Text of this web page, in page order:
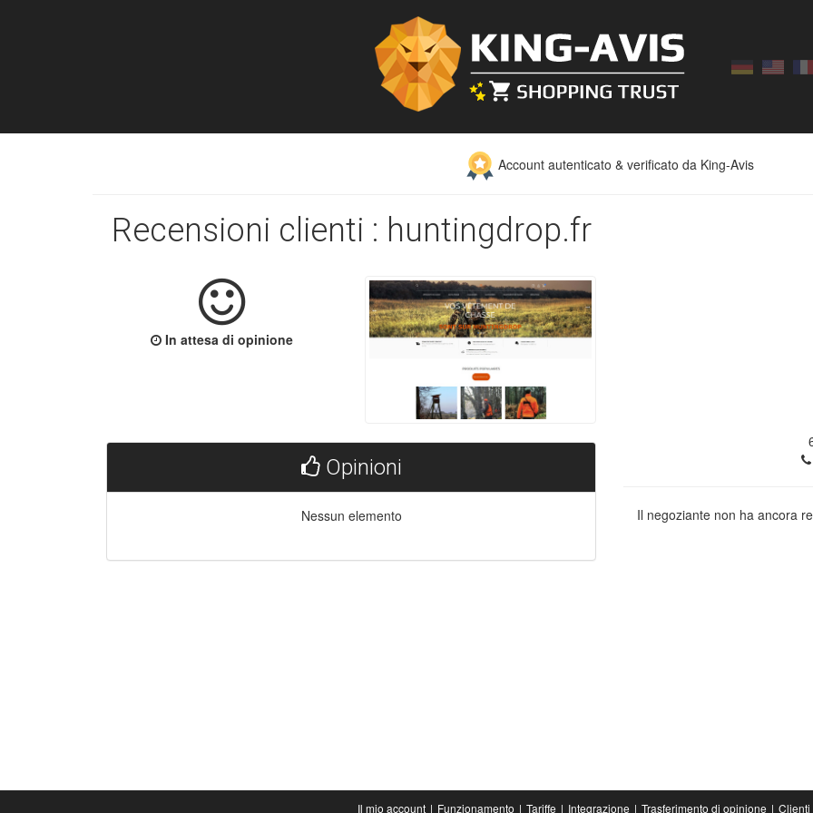
Account autenticato & verificato da King-Avis
Recensioni clienti : huntingdrop.fr
In attesa di opinione
Opinioni
Nessun elemento Il negoziante non ha ancora
Il mio account Funzionamento Tariffe Integrazione Trasferimento di opinione Clienti